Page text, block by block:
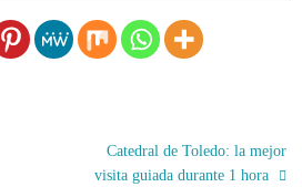
Catedral de Toledo: la mejor
visita guiada durante 1 hora